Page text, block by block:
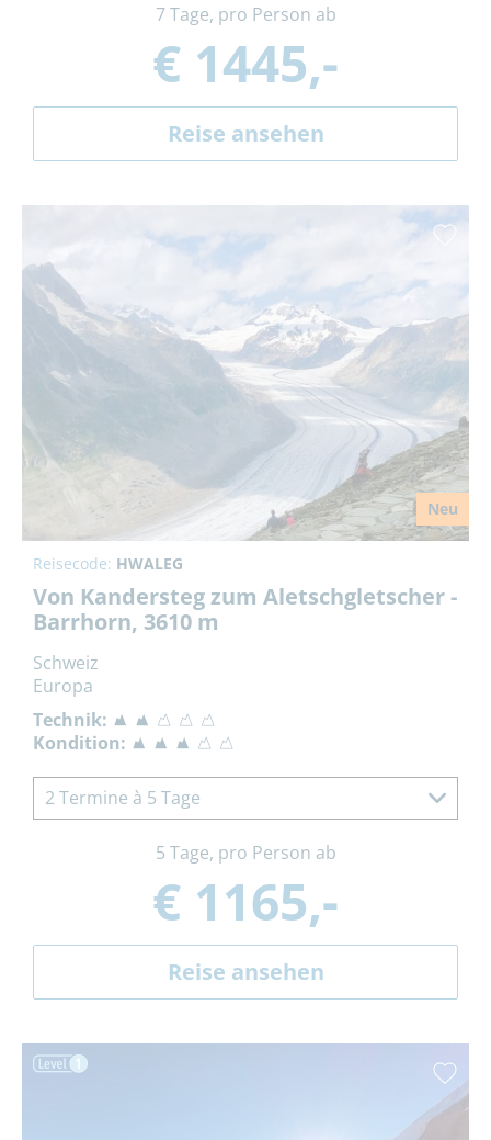
7 Tage, pro Person ab
€ 1445,-
Reise ansehen
Neu
Reisecode: HWALEG
Von Kandersteg zum Aletschgletscher -
Barrhorn, 3610 m
Schweiz
Europa
Technik:
Kondition:
2 Termine à 5 Tage
5 Tage, pro Person ab
€ 1165,-
Reise ansehen